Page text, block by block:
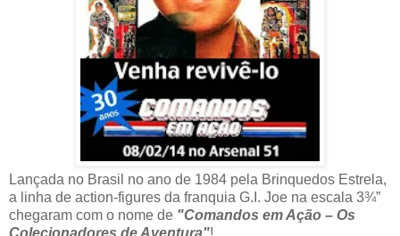
Lançada no Brasil no ano de 1984 pela Brinquedos Estrela,
a linha de action-figures da franquia G.I. Joe na escala 3¾”
chegaram com o nome de "Comandos em Ação – Os
Colecionadores de Aventura"!